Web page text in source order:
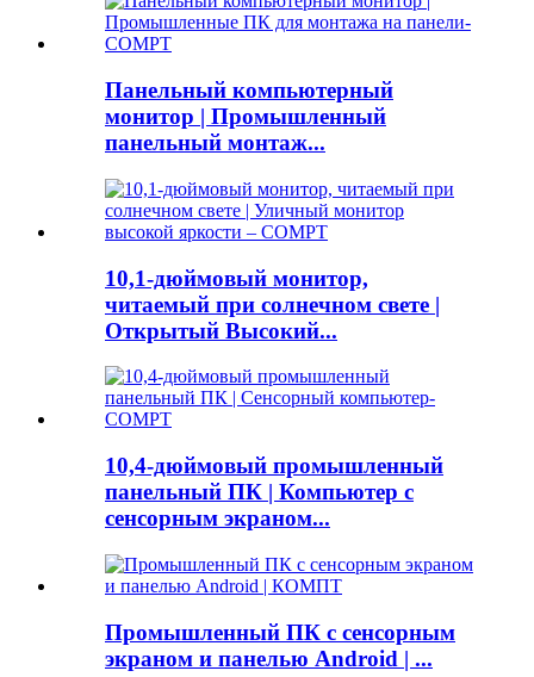
Панельный компьютерный
монитор | Промышленный
панельный монтаж...
10,1-дюймовый монитор,
читаемый при солнечном свете |
Открытый Высокий...
10,4-дюймовый промышленный
панельный ПК | Компьютер с
сенсорным экраном...
Промышленный ПК с сенсорным
экраном и панелью Android | ...